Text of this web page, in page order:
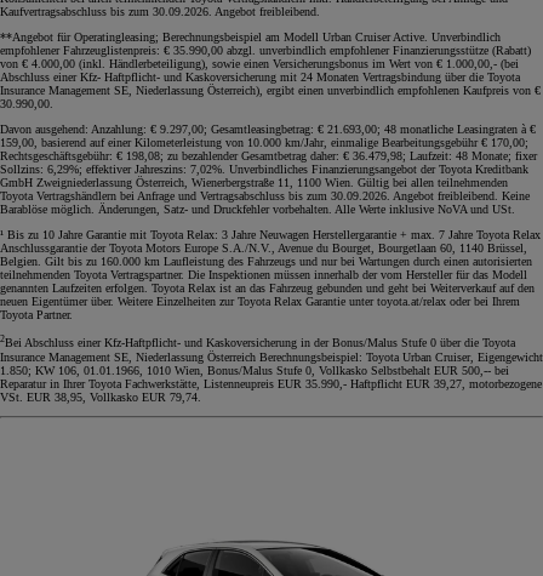
Kaufvertragsabschluss bis zum 30.09.2026. Angebot freibleibend.
**Angebot für Operatingleasing; Berechnungsbeispiel am Modell Urban Cruiser Active. Unverbindlich
empfohlener Fahrzeuglistenpreis: € 35.990,00 abzgl. unverbindlich empfohlener Finanzierungsstütze (Rabatt)
von € 4.000,00 (inkl. Händlerbeteiligung), sowie einen Versicherungsbonus im Wert von € 1.000,00,- (bei
Abschluss einer Kfz- Haftpflicht- und Kaskoversicherung mit 24 Monaten Vertragsbindung über die Toyota
Insurance Management SE, Niederlassung Österreich), ergibt einen unverbindlich empfohlenen Kaufpreis von €
30.990,00.
Davon ausgehend: Anzahlung: € 9.297,00; Gesamtleasingbetrag: € 21.693,00; 48 monatliche Leasingraten à €
159,00, basierend auf einer Kilometerleistung von 10.000 km/Jahr, einmalige Bearbeitungsgebühr € 170,00;
Rechtsgeschäftsgebühr: € 198,08; zu bezahlender Gesamtbetrag daher: € 36.479,98; Laufzeit: 48 Monate; fixer
Sollzins: 6,29%; effektiver Jahreszins: 7,02%. Unverbindliches Finanzierungsangebot der Toyota Kreditbank
GmbH Zweigniederlassung Österreich, Wienerbergstraße 11, 1100 Wien. Gültig bei allen teilnehmenden
Toyota Vertragshändlern bei Anfrage und Vertragsabschluss bis zum 30.09.2026. Angebot freibleibend. Keine
Barablöse möglich. Änderungen, Satz- und Druckfehler vorbehalten. Alle Werte inklusive NoVA und USt.
¹ Bis zu 10 Jahre Garantie mit Toyota Relax: 3 Jahre Neuwagen Herstellergarantie + max. 7 Jahre Toyota Relax
Anschlussgarantie der Toyota Motors Europe S.A./N.V., Avenue du Bourget, Bourgetlaan 60, 1140 Brüssel,
Belgien. Gilt bis zu 160.000 km Laufleistung des Fahrzeugs und nur bei Wartungen durch einen autorisierten
teilnehmenden Toyota Vertragspartner. Die Inspektionen müssen innerhalb der vom Hersteller für das Modell
genannten Laufzeiten erfolgen. Toyota Relax ist an das Fahrzeug gebunden und geht bei Weiterverkauf auf den
neuen Eigentümer über. Weitere Einzelheiten zur Toyota Relax Garantie unter toyota.at/relax oder bei Ihrem
Toyota Partner.
2Bei Abschluss einer Kfz-Haftpflicht- und Kaskoversicherung in der Bonus/Malus Stufe 0 über die Toyota
Insurance Management SE, Niederlassung Österreich Berechnungsbeispiel: Toyota Urban Cruiser, Eigengewicht
1.850; KW 106, 01.01.1966, 1010 Wien, Bonus/Malus Stufe 0, Vollkasko Selbstbehalt EUR 500,-- bei
Reparatur in Ihrer Toyota Fachwerkstätte, Listenneupreis EUR 35.990,- Haftpflicht EUR 39,27, motorbezogene
VSt. EUR 38,95, Vollkasko EUR 79,74.